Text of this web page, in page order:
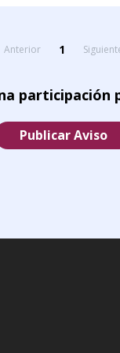
Anterior 1
participación
Publicar Aviso